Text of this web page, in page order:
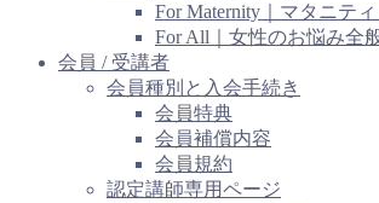
For Maternity｜マタニテ
For All｜女性のお悩み全
会員 / 受講者
会員種別と入会手続き
会員特典
会員補償内容
会員規約
認定講師専用ページ